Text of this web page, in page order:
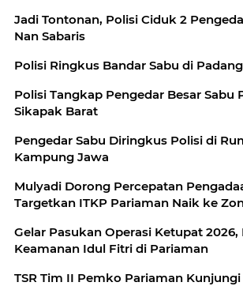
Jadi Tontonan, Polisi Ciduk 2
Nan Sabaris
Polisi Ringkus Bandar Sabu di
Polisi Tangkap Pengedar Besar Sabu
Sikapak Barat
Pengedar Sabu Diringkus Polisi di
Kampung Jawa
Mulyadi Dorong Percepatan
Targetkan ITKP Pariaman Naik ke
Gelar Pasukan Operasi Ketupat
Keamanan Idul Fitri di Pariaman
TSR Tim II Pemko Pariaman